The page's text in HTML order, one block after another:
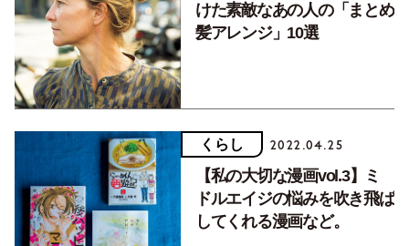
けた素敵なあの人の「まとめ
髪アレンジ」10選
くらし 2022.04.25
【私の大切な漫画vol.3】ミ
ドルエイジの悩みを吹き飛ば
してくれる漫画など。